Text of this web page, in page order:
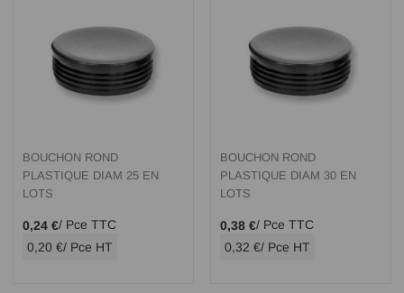
BOUCHON ROND
PLASTIQUE DIAM 25 EN
LOTS
0,24 €/ Pce TTC
0,20 €/ Pce HT
BOUCHON ROND
PLASTIQUE DIAM 30 EN
LOTS
0,38 €/ Pce TTC
0,32 €/ Pce HT